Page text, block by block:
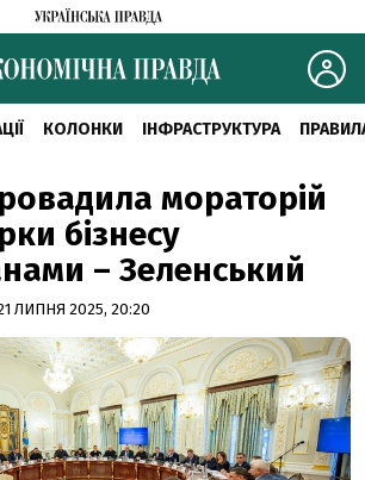
КОЛОНКИ ІНФРАСТРУКТУРА
мораторій
бізнесу
– Зеленський
ЛИПНЯ 2025, 20:20